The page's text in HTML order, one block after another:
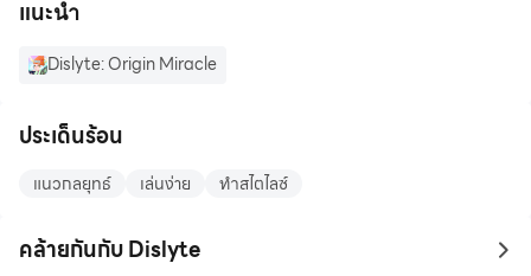
แนะนำ
Dislyte: Origin Miracle
ประเด็นร้อน
แนวกลยุทธ์ เล่นง่าย ทำสไตไลซ์
คล้ายกันกับ Dislyte to